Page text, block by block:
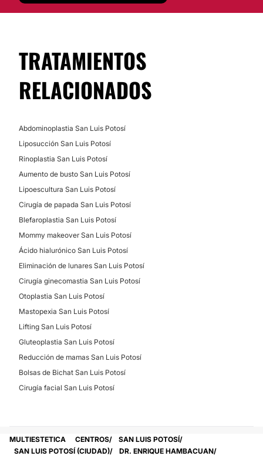
TRATAMIENTOS
RELACIONADOS
Abdominoplastia San Luis Potosí
Liposucción San Luis Potosí
Rinoplastia San Luis Potosí
Aumento de busto San Luis Potosí
Lipoescultura San Luis Potosí
Cirugía de papada San Luis Potosí
Blefaroplastia San Luis Potosí
Mommy makeover San Luis Potosí
Ácido hialurónico San Luis Potosí
Eliminación de lunares San Luis Potosí
Cirugía ginecomastia San Luis Potosí
Otoplastia San Luis Potosí
Mastopexia San Luis Potosí
Lifting San Luis Potosí
Gluteoplastia San Luis Potosí
Reducción de mamas San Luis Potosí
Bolsas de Bichat San Luis Potosí
Cirugía facial San Luis Potosí
MULTIESTETICA CENTROS
SAN LUIS POTOSÍ
SAN LUIS POTOSÍ (CIUDAD)
DR. ENRIQUE HAMBACUAN